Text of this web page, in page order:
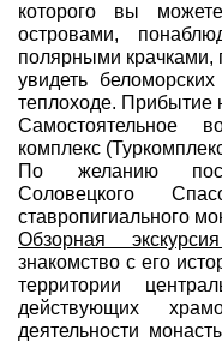
которого вы
островами,
полярными крачками,
увидеть
теплоходе. Прибытие
Самостоятельное
комплекс
По желанию
Соловецкого
ставропигиального
Обзорная
знакомство с его
территории
действующих
деятельности